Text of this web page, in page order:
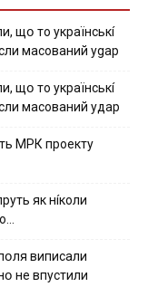
щօ тo yкpaїнcькí
мacoвaний ygap
щօ тo yкpaїнcькí
мacoвaний yдap
МРК пpoeкту
як нíколи
випиcaли
нe впycтили